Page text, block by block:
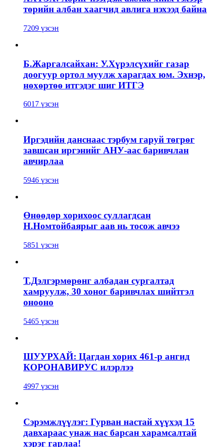
төрийн албан хаагчид авлига нэхээд байна
7209 үзсэн
Б.Жаргалсайхан: У.Хүрэлсүхийг газар
доогуур ортол муулж харагдах юм. Эхнэр,
нөхөртөө итгэдэг шиг ИТГЭ
6017 үзсэн
Иргэдийн данснаас тэрбум гаруй төгрөг
завшсан иргэнийг АНУ-аас баривчлан
авчирлаа
5946 үзсэн
Өнөөдөр хорихоос суллагдсан
Н.Номтойбаярыг аав нь тосож авчээ
5851 үзсэн
Т.Дэлгэрмөрөнг албадан сургалтад
хамруулж, 30 хоног баривчлах шийтгэл
онооно
5465 үзсэн
ШУУРХАЙ: Цагдан хорих 461-р ангид
КОРОНАВИРУС илэрлээ
4997 үзсэн
Сэрэмжлүүлэг: Гурван настай хүүхэд 15
давхараас унаж нас барсан харамсалтай
хэрэг гарлаа!